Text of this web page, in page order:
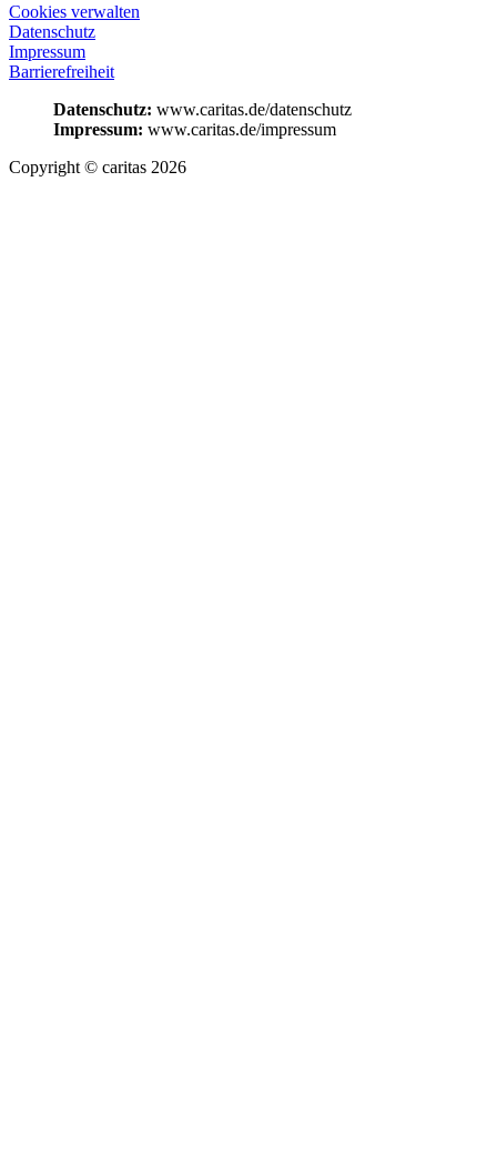
Cookies verwalten
Datenschutz
Impressum
Barrierefreiheit
Datenschutz: www.caritas.de/datenschutz
Impressum: www.caritas.de/impressum
Copyright © caritas 2026